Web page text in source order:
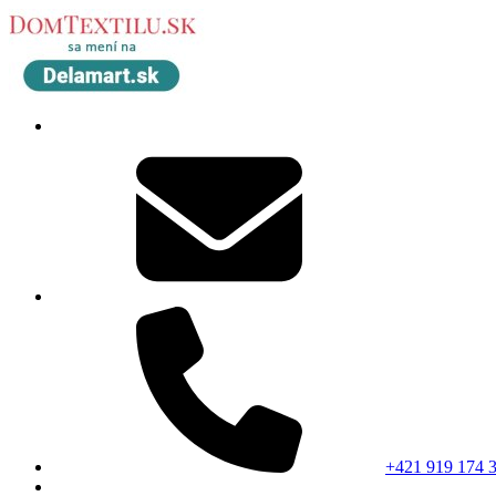
+421 919 174